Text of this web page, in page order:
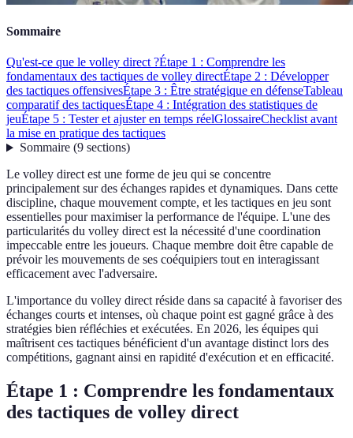
Sommaire
Qu'est-ce que le volley direct ?Étape 1 : Comprendre les
fondamentaux des tactiques de volley directÉtape 2 : Développer
des tactiques offensivesÉtape 3 : Être stratégique en défenseTableau
comparatif des tactiquesÉtape 4 : Intégration des statistiques de
jeuÉtape 5 : Tester et ajuster en temps réelGlossaireChecklist avant
la mise en pratique des tactiques
Sommaire(9 sections)
Le volley direct est une forme de jeu qui se concentre
principalement sur des échanges rapides et dynamiques. Dans cette
discipline, chaque mouvement compte, et les tactiques en jeu sont
essentielles pour maximiser la performance de l'équipe. L'une des
particularités du volley direct est la nécessité d'une coordination
impeccable entre les joueurs. Chaque membre doit être capable de
prévoir les mouvements de ses coéquipiers tout en interagissant
efficacement avec l'adversaire.
L'importance du volley direct réside dans sa capacité à favoriser des
échanges courts et intenses, où chaque point est gagné grâce à des
stratégies bien réfléchies et exécutées. En 2026, les équipes qui
maîtrisent ces tactiques bénéficient d'un avantage distinct lors des
compétitions, gagnant ainsi en rapidité d'exécution et en efficacité.
Étape 1 : Comprendre les fondamentaux
des tactiques de volley direct